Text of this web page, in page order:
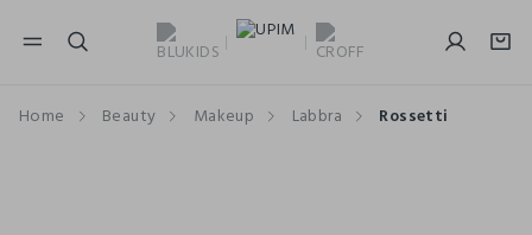
NAVIGATION.ARIA.GOTOMAINCONTENT
Home Beauty Makeup Labbra Rossetti